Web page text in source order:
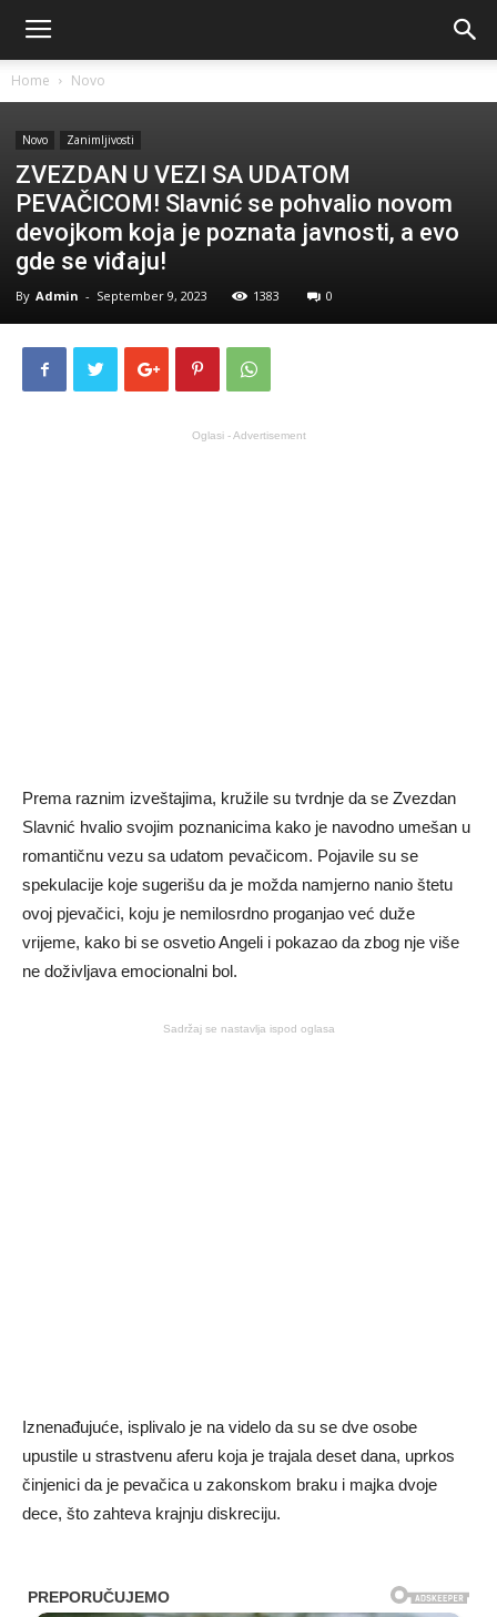
Home Novo
Novo Zanimljivosti
ZVEZDAN U VEZI SA UDATOM
PEVAČICOM! Slavnić se pohvalio novom
devojkom koja je poznata javnosti, a evo
gde se viđaju!
By Admin - September 9, 2023 1383 0
Oglasi - Advertisement
Prema raznim izveštajima, kružile su tvrdnje da se Zvezdan
Slavnić hvalio svojim poznanicima kako je navodno umešan u
romantičnu vezu sa udatom pevačicom. Pojavile su se
spekulacije koje sugerišu da je možda namjerno nanio štetu
ovoj pjevačici, koju je nemilosrdno proganjao već duže
vrijeme, kako bi se osvetio Angeli i pokazao da zbog nje više
ne doživljava emocionalni bol.
Sadržaj se nastavlja ispod oglasa
Iznenađujuće, isplivalo je na videlo da su se dve osobe
upustile u strastvenu aferu koja je trajala deset dana, uprkos
činjenici da je pevačica u zakonskom braku i majka dvoje
dece, što zahteva krajnju diskreciju.